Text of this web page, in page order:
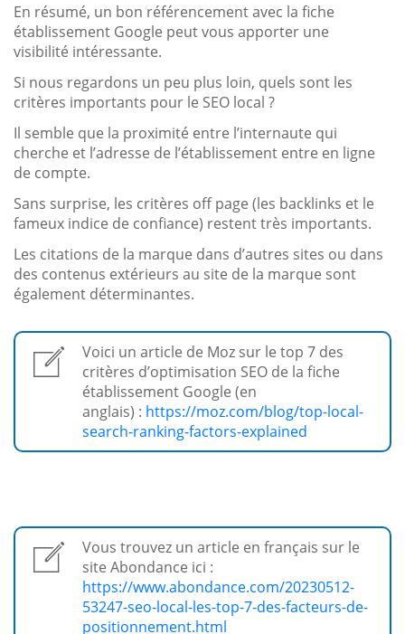
En résumé, un bon référencement avec la fiche
établissement Google peut vous apporter une
visibilité intéressante.
Si nous regardons un peu plus loin, quels sont les
critères importants pour le SEO local ?
Il semble que la proximité entre l’internaute qui
cherche et l’adresse de l’établissement entre en ligne
de compte.
Sans surprise, les critères off page (les backlinks et le
fameux indice de confiance) restent très importants.
Les citations de la marque dans d’autres sites ou dans
des contenus extérieurs au site de la marque sont
également déterminantes.
Voici un article de Moz sur le top 7 des
critères d’optimisation SEO de la fiche
établissement Google (en
anglais) : https://moz.com/blog/top-local-
search-ranking-factors-explained
Vous trouvez un article en français sur le
site Abondance ici :
https://www.abondance.com/20230512-
53247-seo-local-les-top-7-des-facteurs-de-
positionnement.html